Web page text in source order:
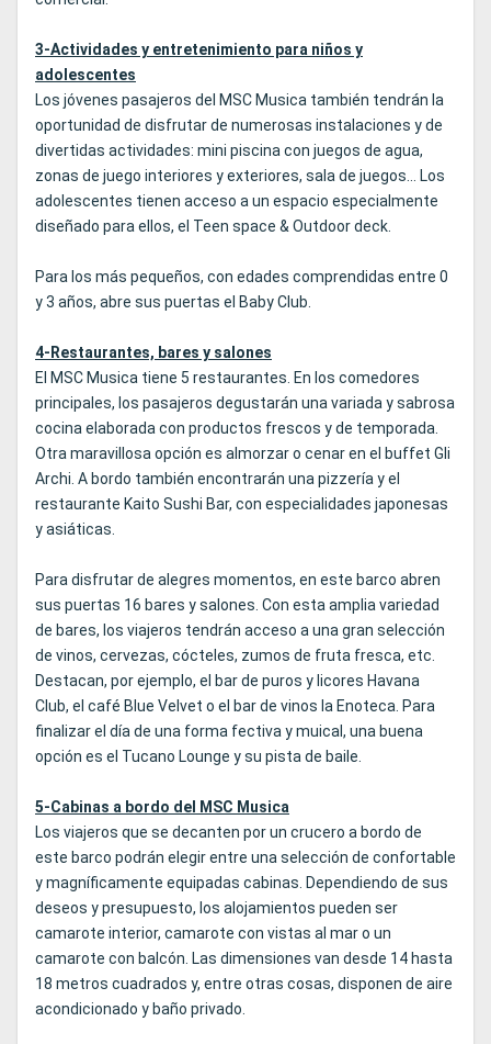
3-Actividades y entretenimiento para niños y
adolescentes
Los jóvenes pasajeros del MSC Musica también tendrán la
oportunidad de disfrutar de numerosas instalaciones y de
divertidas actividades: mini piscina con juegos de agua,
zonas de juego interiores y exteriores, sala de juegos... Los
adolescentes tienen acceso a un espacio especialmente
diseñado para ellos, el Teen space & Outdoor deck.
Para los más pequeños, con edades comprendidas entre 0
y 3 años, abre sus puertas el Baby Club.
4-Restaurantes, bares y salones
El MSC Musica tiene 5 restaurantes. En los comedores
principales, los pasajeros degustarán una variada y sabrosa
cocina elaborada con productos frescos y de temporada.
Otra maravillosa opción es almorzar o cenar en el buffet Gli
Archi. A bordo también encontrarán una pizzería y el
restaurante Kaito Sushi Bar, con especialidades japonesas
y asiáticas.
Para disfrutar de alegres momentos, en este barco abren
sus puertas 16 bares y salones. Con esta amplia variedad
de bares, los viajeros tendrán acceso a una gran selección
de vinos, cervezas, cócteles, zumos de fruta fresca, etc.
Destacan, por ejemplo, el bar de puros y licores Havana
Club, el café Blue Velvet o el bar de vinos la Enoteca. Para
finalizar el día de una forma fectiva y muical, una buena
opción es el Tucano Lounge y su pista de baile.
5-Cabinas a bordo del MSC Musica
Los viajeros que se decanten por un crucero a bordo de
este barco podrán elegir entre una selección de confortable
y magníficamente equipadas cabinas. Dependiendo de sus
deseos y presupuesto, los alojamientos pueden ser
camarote interior, camarote con vistas al mar o un
camarote con balcón. Las dimensiones van desde 14 hasta
18 metros cuadrados y, entre otras cosas, disponen de aire
acondicionado y baño privado.